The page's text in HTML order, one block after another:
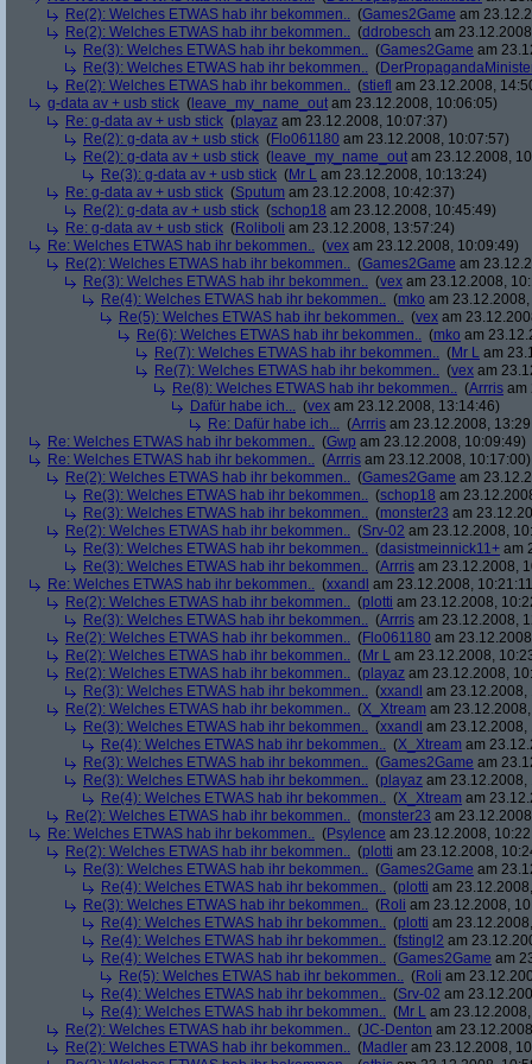
Re(2): Welches ETWAS hab ihr bekommen.. (Games2Game am
Re(2): Welches ETWAS hab ihr bekommen.. (ddrobesch am
Re(3): Welches ETWAS hab ihr bekommen.. (Games2Game am
Re(3): Welches ETWAS hab ihr bekommen.. (
Re(2): Welches ETWAS hab ihr bekommen.. (stiefl am 23.12.2008,
g-data av + usb stick ( leave_my_name_out am 23.12.2008, 10:06:05)
Re: g-data av + usb stick (playaz am 23.12.2008, 10:07:37)
Re(2): g-data av + usb stick (Flo061180 am 23.12.2008, 10:07:57)
Re(2): g-data av + usb stick ( leave_my_name_out am 23.12.2008,
Re(3): g-data av + usb stick (Mr L am 23.12.2008, 10:13:24)
Re: g-data av + usb stick (Sputum am 23.12.2008, 10:42:37)
Re(2): g-data av + usb stick (schop18 am 23.12.2008, 10:45:49)
Re: g-data av + usb stick (Roliboli am 23.12.2008, 13:57:24)
Re: Welches ETWAS hab ihr bekommen.. (vex am 23.12.2008, 10:09:49)
Re(2): Welches ETWAS hab ihr bekommen.. (Games2Game am
Re(3): Welches ETWAS hab ihr bekommen.. (vex am 23.12.2008,
Re(4): Welches ETWAS hab ihr bekommen.. (mko am
Re(5): Welches ETWAS hab ihr bekommen.. (vex am
Re(6): Welches ETWAS hab ihr bekommen.. (mko am
Re(7): Welches ETWAS hab ihr bekommen.. (Mr L am
Re(7): Welches ETWAS hab ihr bekommen.. (vex am
Re(8): Welches ETWAS hab ihr bekommen.. (Arrris am
Dafür habe ich... (vex am 23.12.2008, 13:14:46)
Re: Dafür habe ich... (Arrris am 23.12.2008,
Re: Welches ETWAS hab ihr bekommen.. (Gwp am 23.12.2008, 10:09:49)
Re: Welches ETWAS hab ihr bekommen.. (Arrris am 23.12.2008, 10:17:00)
Re(2): Welches ETWAS hab ihr bekommen.. (Games2Game am
Re(3): Welches ETWAS hab ihr bekommen.. (schop18 am
Re(3): Welches ETWAS hab ihr bekommen.. (monster23 am
Re(2): Welches ETWAS hab ihr bekommen.. (Srv-02 am 23.12.2008,
Re(3): Welches ETWAS hab ihr bekommen.. (dasistmeinnick11+ am
Re(3): Welches ETWAS hab ihr bekommen.. (Arrris am 23.12.2008,
Re: Welches ETWAS hab ihr bekommen.. (xxandl am 23.12.2008,
Re(2): Welches ETWAS hab ihr bekommen.. (plotti am 23.12.2008,
Re(3): Welches ETWAS hab ihr bekommen.. (Arrris am 23.12.2008,
Re(2): Welches ETWAS hab ihr bekommen.. (Flo061180 am
Re(2): Welches ETWAS hab ihr bekommen.. (Mr L am 23.12.2008,
Re(2): Welches ETWAS hab ihr bekommen.. (playaz am 23.12.2008,
Re(3): Welches ETWAS hab ihr bekommen.. (xxandl am 23.12.2008,
Re(2): Welches ETWAS hab ihr bekommen.. (X_Xtream am
Re(3): Welches ETWAS hab ihr bekommen.. (xxandl am 23.12.2008,
Re(4): Welches ETWAS hab ihr bekommen.. (X_Xtream am
Re(3): Welches ETWAS hab ihr bekommen.. (Games2Game am
Re(3): Welches ETWAS hab ihr bekommen.. (playaz am 23.12.2008,
Re(4): Welches ETWAS hab ihr bekommen.. (X_Xtream am
Re(2): Welches ETWAS hab ihr bekommen.. (monster23 am
Re: Welches ETWAS hab ihr bekommen.. (Psylence am 23.12.2008,
Re(2): Welches ETWAS hab ihr bekommen.. (plotti am 23.12.2008,
Re(3): Welches ETWAS hab ihr bekommen.. (Games2Game am
Re(4): Welches ETWAS hab ihr bekommen.. (plotti am
Re(3): Welches ETWAS hab ihr bekommen.. (Roli am 23.12.2008,
Re(4): Welches ETWAS hab ihr bekommen.. (plotti am
Re(4): Welches ETWAS hab ihr bekommen.. (fstingl2 am
Re(4): Welches ETWAS hab ihr bekommen.. (Games2Game am
Re(5): Welches ETWAS hab ihr bekommen.. (Roli am
Re(4): Welches ETWAS hab ihr bekommen.. (Srv-02 am
Re(4): Welches ETWAS hab ihr bekommen.. (Mr L am
Re(2): Welches ETWAS hab ihr bekommen.. (JC-Denton am
Re(2): Welches ETWAS hab ihr bekommen.. (Madler am 23.12.2008,